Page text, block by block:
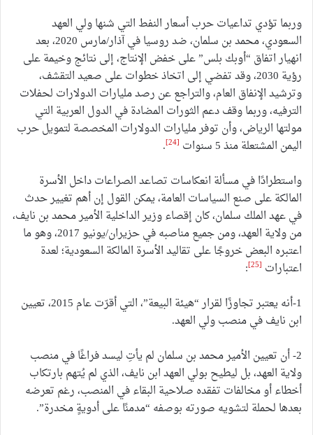
وربما تؤدي تداعيات حرب أسعار النفط التي شنها ولي العهد
السعودي، محمد بن سلمان، ضد روسيا في آذار/مارس 2020، بعد
انهيار اتفاق “أوبك بلس” على خفض الإنتاج، إلى نتائج وخيمة على
رؤية 2030، وقد تفضي إلى اتخاذ خطوات على صعيد التقشف،
وترشيد الإنفاق العام، والتراجع عن رصد مليارات الدولارات لحفلات
الترفيه، وربما وقف دعم الثورات المضادة في الدول العربية التي
مولتها الرياض، وأن توفر مليارات الدولارات المخصصة لتمويل حرب
اليمن المشتعلة منذ 5 سنوات
[24]
.
واستطرادًا في مسألة انعكاسات تصاعد الصراعات داخل الأسرة
المالكة على صنع السياسات العامة، يمكن القول إن أهم تغيير حدث
في عهد الملك سلمان، كان إقصاء وزير الداخلية الأمير محمد بن نايف،
من ولاية العهد، ومن جميع مناصبه في حزيران/يونيو 2017، وهو ما
اعتبره البعض خروجًا على تقاليد الأسرة المالكة السعودية؛ لعدة
اعتبارات [25]
:
1-أنه يعتبر تجاوزًا لقرار “هيئة البيعة”، التي أقرّت عام 2015، تعيين
ابن نايف في منصب ولي العهد.
2- أن تعيين الأمير محمد بن سلمان لم يأتِ ليسد فراغًا في منصب
ولاية العهد، بل ليطيح بولي العهد ابن نايف، الذي لم يُتهم بارتكاب
أخطاء أو مخالفات تفقده صلاحية البقاء في المنصب، رغم تعرضه
بعدها لحملة لتشويه صورته بوصفه “مدمنًا على أدويةٍ مخدرة”.